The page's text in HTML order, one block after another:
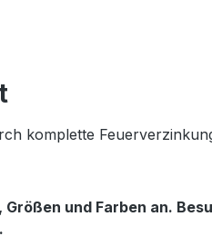
komplette
und Farben an.